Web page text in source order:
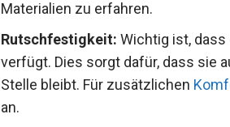
Materialien zu erfahren.
Rutschfestigkeit: Wichtig ist,
verfügt. Dies sorgt dafür, dass sie
Stelle bleibt. Für zusätzlichen
an.